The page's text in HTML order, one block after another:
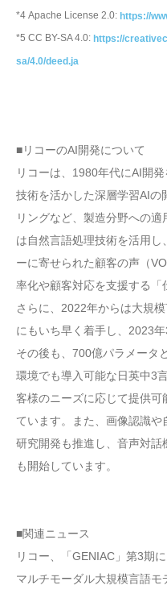
*4 Apache License 2.0: https://
*5 CC BY-SA 4.0: https://
sa/4.0/deed.ja
■リコーのAI開発について
リコーは、1980年代にAI開
技術を活かした深層学習AIの
リングなど、製造分野への
は自然言語処理技術を活用
ーに寄せられた顧客の声（
率化や顧客対応を支援する「
さらに、2022年からは大規
にもいち早く着手し、2023
その後も、700億パラメータ
環境でも導入可能な日英中3
客様のニーズに応じて提供可
ています。また、画像認識
研究開発も推進し、音声対
も開始しています。
■関連ニュース
リコー、「GENIAC」第3期
マルチモーダル大規模言語モ